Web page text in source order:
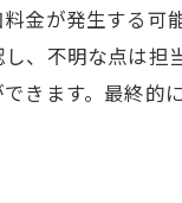
車検を機
ライフス
地域密着
金が発生する
、不明な点は
きます。最終